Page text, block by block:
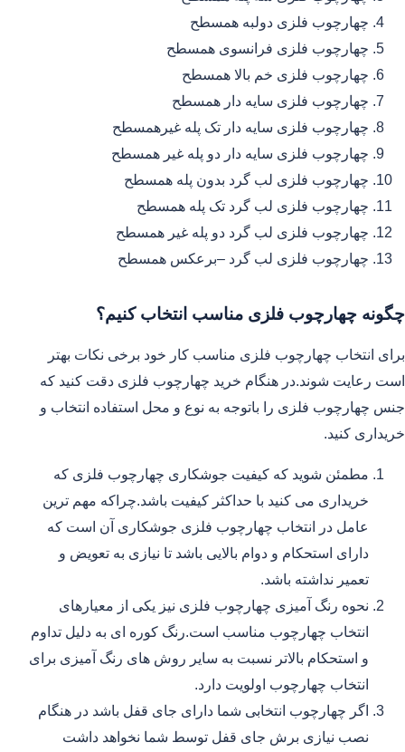
چهارچوب فلزی دولبه همسطح
چهارچوب فلزی فرانسوی همسطح
چهارچوب فلزی خم بالا همسطح
چهارچوب فلزی سایه دار همسطح
چهارچوب فلزی سایه دار تک پله غیرهمسطح
چهارچوب فلزی سایه دار دو پله غیر همسطح
چهارچوب فلزی لب گرد بدون پله همسطح
چهارچوب فلزی لب گرد تک پله همسطح
چهارچوب فلزی لب گرد دو پله غیر همسطح
چهارچوب فلزی لب گرد –برعکس همسطح
چگونه چهارچوب فلزی مناسب انتخاب کنیم؟
برای انتخاب چهارچوب فلزی مناسب کار خود برخی نکات بهتر
است رعایت شوند.در هنگام خرید چهارچوب فلزی دقت کنید که
جنس چهارچوب فلزی را باتوجه به نوع و محل استفاده انتخاب و
خریداری کنید.
مطمئن شوید که کیفیت جوشکاری چهارچوب فلزی که
خریداری می کنید با حداکثر کیفیت باشد.چراکه مهم ترین
عامل در انتخاب چهارچوب فلزی جوشکاری آن است که
دارای استحکام و دوام بالایی باشد تا نیازی به تعویض و
تعمیر نداشته باشد.
نحوه رنگ آمیزی چهارچوب فلزی نیز یکی از معیارهای
انتخاب چهارچوب مناسب است.رنگ کوره ای به دلیل تداوم
و استحکام بالاتر نسبت به سایر روش های رنگ آمیزی برای
انتخاب چهارچوب اولویت دارد.
اگر چهارچوب انتخابی شما دارای جای قفل باشد در هنگام
نصب نیازی برش جای قفل توسط شما نخواهد داشت